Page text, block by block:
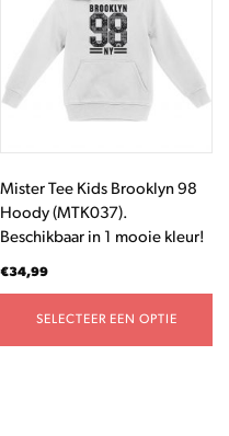
Mister Tee Kids Brooklyn 98
Hoody (MTK037).
Beschikbaar in 1 mooie kleur!
€34,99
SELECTEER EEN OPTIE
meerdere
variaties.
Deze
optie
op
de
productpagina